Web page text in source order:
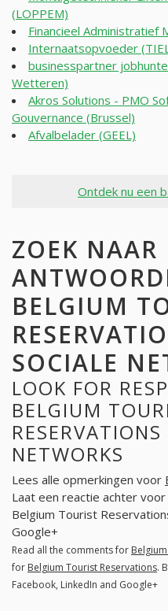
(LOPPEM)
Financieel Administratief
Internaatsopvoeder
businesspartner
Wetteren)
Akros Solutions - PMO
Gouvernance (Brussel)
Afvalbelader (GEEL)
Ontdek nu een
ZOEK NAAR
BELGIUM
SOCIALE
LOOK FOR
BELGIUM
NETWORKS
Lees alle opmerkingen voor
Laat een reactie achter voor
Belgium Tourist
Google+
Read all the comments for
for Belgium Tourist Reservations.
Facebook, LinkedIn and Google+